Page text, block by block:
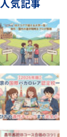
人気記事